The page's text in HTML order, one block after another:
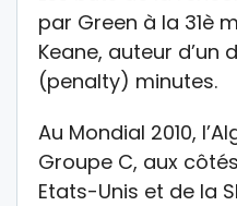
par Green à la 31è
Keane, auteur d’un
(penalty) minutes.
Au Mondial 2010,
Groupe C, aux
Etats-Unis et de la